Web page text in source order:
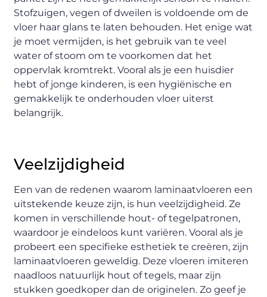
Stofzuigen, vegen of dweilen is voldoende om de
vloer haar glans te laten behouden. Het enige wat
je moet vermijden, is het gebruik van te veel
water of stoom om te voorkomen dat het
oppervlak kromtrekt. Vooral als je een huisdier
hebt of jonge kinderen, is een hygiënische en
gemakkelijk te onderhouden vloer uiterst
belangrijk.
Veelzijdigheid
Een van de redenen waarom laminaatvloeren een
uitstekende keuze zijn, is hun veelzijdigheid. Ze
komen in verschillende hout- of tegelpatronen,
waardoor je eindeloos kunt variëren. Vooral als je
probeert een specifieke esthetiek te creëren, zijn
laminaatvloeren geweldig. Deze vloeren imiteren
naadloos natuurlijk hout of tegels, maar zijn
stukken goedkoper dan de originelen. Zo geef je